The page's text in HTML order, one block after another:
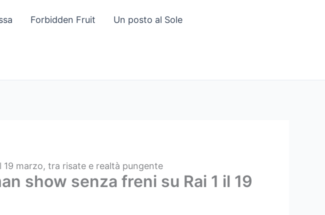
Forbidden Fruit Un posto al Sole
marzo, tra risate e realtà pungente
show senza freni su Rai 1 il 19